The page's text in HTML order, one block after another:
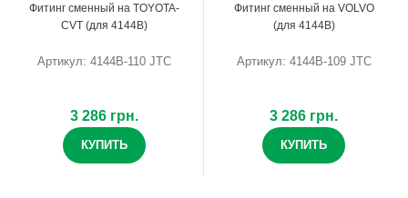
Фитинг сменный на TOYOTA-
CVT (для 4144B)
Артикул: 4144B-110 JTC
3 286 грн.
КУПИТЬ
Фитинг сменный на VOLVO
(для 4144B)
Артикул: 4144B-109 JTC
3 286 грн.
КУПИТЬ